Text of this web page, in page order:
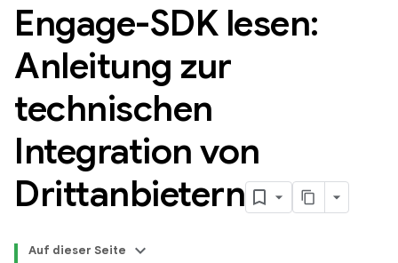
Engage-SDK lesen:
Anleitung zur
technischen
Integration von
Drittanbietern
Auf dieser Seite